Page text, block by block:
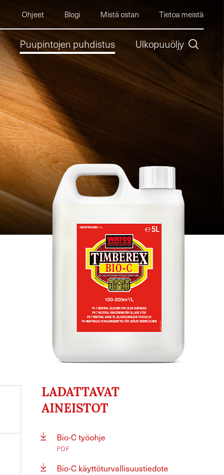
Ohjeet Blogi Mistä ostan Tietoa meistä
Puupintojen puhdistus Ulkopuuöljy
LADATTAVAT
AINEISTOT
Bio-C työohje
PDF
Bio-C käyttöturvallisuustiedote